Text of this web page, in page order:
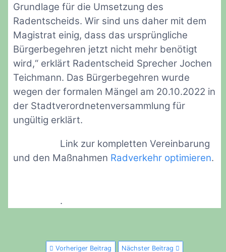
Grundlage für die Umsetzung des
Radentscheids. Wir sind uns daher mit dem
Magistrat einig, dass das ursprüngliche
Bürgerbegehren jetzt nicht mehr benötigt
wird,“ erklärt Radentscheid Sprecher Jochen
Teichmann. Das Bürgerbegehren wurde
wegen der formalen Mängel am 20.10.2022 in
der Stadtverordnetenversammlung für
ungültig erklärt.
Link zur kompletten Vereinbarung
und den Maßnahmen Radverkehr optimieren.
.
Vorheriger Beitrag Nächster Beitrag